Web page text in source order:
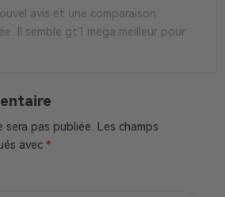
avis et une comparaison
Il semble gt1 mega meilleur pour
sera pas publiée. Les champs
avec *